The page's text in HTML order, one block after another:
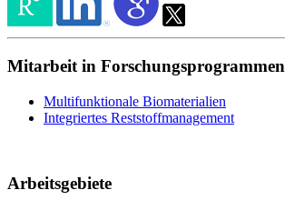
Mitarbeit in Forschungsprogrammen
Multifunktionale Biomaterialien
Integriertes Reststoffmanagement
Arbeitsgebiete